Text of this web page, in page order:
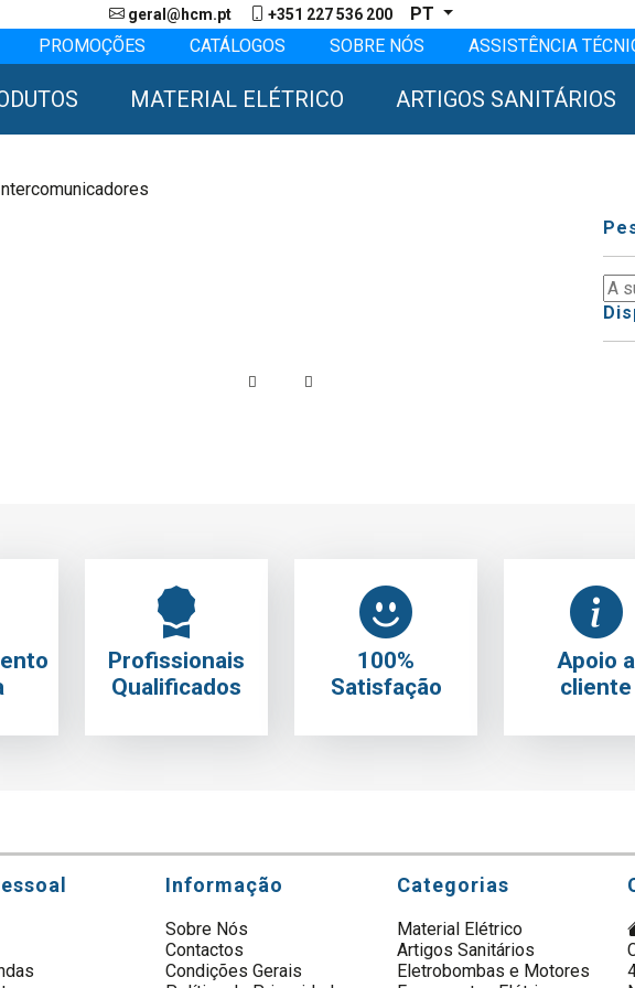
geral@hcm.pt +351 227 536 200
PT
PROMOÇÕES CATÁLOGOS SOBRE NÓS ASSISTÊNCIA
MATERIAL ELÉTRICO ARTIGOS SANITÁRIOS
Profissionais
Qualificados
100%
Satisfação
Apoio a
cliente
Informação
Sobre Nós
Contactos
Condições Gerais
Categorias
Material Elétrico
Artigos Sanitários
Eletrobombas e Motores